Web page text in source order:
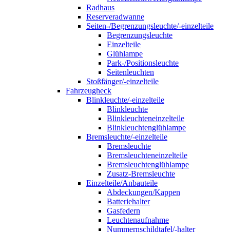
Radhaus
Reserveradwanne
Seiten-/Begrenzungsleuchte/-einzelteile
Begrenzungsleuchte
Einzelteile
Glühlampe
Park-/Positionsleuchte
Seitenleuchten
Stoßfänger/-einzelteile
Fahrzeugheck
Blinkleuchte/-einzelteile
Blinkleuchte
Blinkleuchteneinzelteile
Blinkleuchtenglühlampe
Bremsleuchte/-einzelteile
Bremsleuchte
Bremsleuchteneinzelteile
Bremsleuchtenglühlampe
Zusatz-Bremsleuchte
Einzelteile/Anbauteile
Abdeckungen/Kappen
Batteriehalter
Gasfedern
Leuchtenaufnahme
Nummernschildtafel/-halter